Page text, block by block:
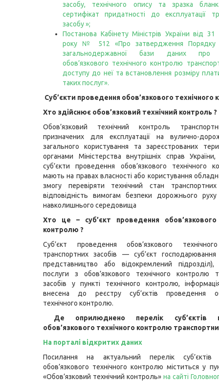
засобу, технічного опису та зразка
сертифікат придатності до експлуатації
засобу »;
Постанова Кабінету Міністрів України від
року № 512 «Про затвердження Порядку
загальнодержавної бази даних про
обов’язкового технічного контролю
доступу до неї та встановлення розміру
таких послуг».
Суб’єкти проведення обов’язкового технічного
Хто здійснює обов’язковий технічний контроль ?
Обов’язковий технічний контроль
призначених для експлуатації на вулично-
загального користування та зареєстрованих
органами Міністерства внутрішніх справ
суб’єкти проведення обов’язкового технічного
мають на правах власності або користування
змогу перевіряти технічний стан
відповідність вимогам безпеки дорожнього
навколишнього середовища
Хто це – суб’єкт проведення обов’язкового
контролю ?
Суб’єкт проведення обов’язкового
транспортних засобів — суб’єкт господарювання
представництво або відокремлений
послуги з обов’язкового технічного контролю
засобів у пункті технічного контролю,
внесена до реєстру суб’єктів проведення
технічного контролю.
Де оприлюднено перелік суб’єктів
обов’язкового технічного контролю
На порталі відкритих даних
Посилання на актуальний перелік суб’єктів
обов’язкового технічного контролю міститься у
«Обов’язковий технічний контроль» на сайті